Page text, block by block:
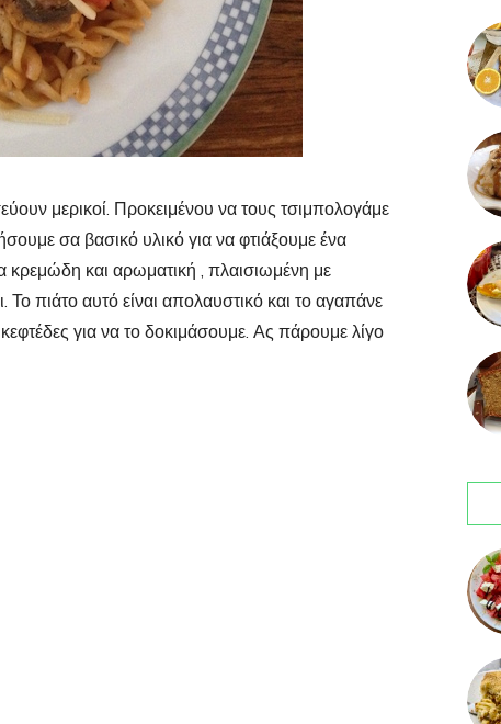
μερικοί. Προκειμένου να τους τσιμπολογάμε
σα βασικό υλικό για να φτιάξουμε ένα
κρεμώδη και αρωματική , πλαισιωμένη με
πιάτο αυτό είναι απολαυστικό και το αγαπάνε
για να το δοκιμάσουμε. Ας πάρουμε λίγο